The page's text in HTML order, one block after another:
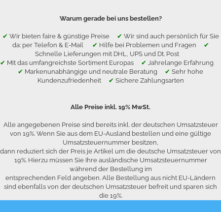
Warum gerade bei uns bestellen?
✔ Wir bieten faire & günstige Preise ✔ Wir sind auch persönlich für Sie
da: per Telefon & E-Mail ✔ Hilfe bei Problemen und Fragen ✔
Schnelle Lieferungen mit DHL, UPS und Dt. Post
✔ Mit das umfangreichste Sortiment Europas ✔ Jahrelange Erfahrung
✔ Markenunabhängige und neutrale Beratung ✔ Sehr hohe
Kundenzufriedenheit ✔ Sichere Zahlungsarten
Alle Preise inkl. 19% MwSt.
Alle angegebenen Preise sind bereits inkl. der deutschen Umsatzsteuer
von 19%. Wenn Sie aus dem EU-Ausland bestellen und eine gültige
Umsatzsteuernummer besitzen,
dann reduziert sich der Preis je Artikel um die deutsche Umsatzsteuer von
19%. Hierzu müssen Sie Ihre ausländische Umsatzsteuernummer
während der Bestellung im
entsprechenden Feld angeben. Alle Bestellung aus nicht EU-Ländern
sind ebenfalls von der deutschen Umsatzsteuer befreit und sparen sich
die 19%.